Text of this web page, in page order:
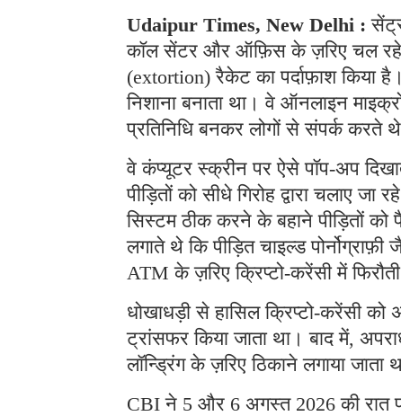
Udaipur Times, New Delhi :
कॉल सेंटर और ऑफ़िस के ज़रिए चल
(extortion) रैकेट का पर्दाफ़ाश किया
निशाना बनाता था। वे ऑनलाइन
प्रतिनिधि बनकर लोगों से संपर्क करते
वे कंप्यूटर स्क्रीन पर ऐसे पॉप-अप
पीड़ितों को सीधे गिरोह द्वारा चलाए
सिस्टम ठीक करने के बहाने पीड़ितों
लगाते थे कि पीड़ित चाइल्ड
ATM के ज़रिए क्रिप्टो-करेंसी में
धोखाधड़ी से हासिल क्रिप्टो-करेंसी
ट्रांसफर किया जाता था। बाद में,
लॉन्ड्रिंग के ज़रिए ठिकाने लगाया जाता
CBI ने 5 और 6 अगस्त 2026 की रात